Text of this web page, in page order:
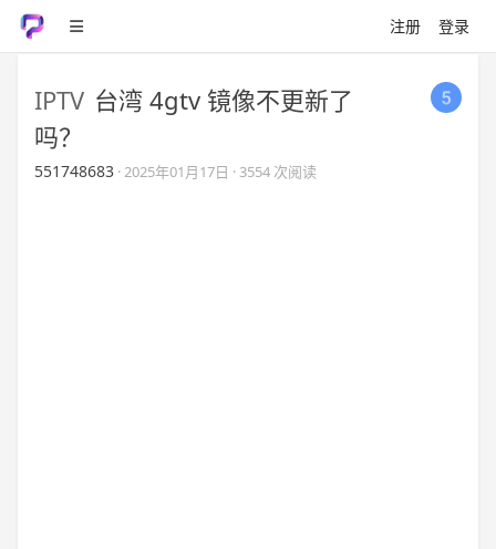
注册 登录
IPTV 台湾 4gtv 镜像不更新了
吗？
551748683 ·2025年01月17日 · 3554 次阅读